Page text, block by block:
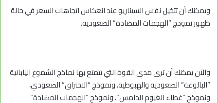
ويمكنك أن تتخيل نفس السيناريو عند انعكاس اتجاهات السعر في حالة
ظهور نموذج “الهجمات المضادة” الصعودية.
والآن يمكنك أن ترى مدى القوة التي تتمتع بها نماذج الشموع اليابانية
“البالوعة” الصعودية والهبوطية، ونموذج “الاختراق” الصعودي،
ونموذج “غطاء الغيوم الدامس”، ونموذج “الهجمات المضادة”